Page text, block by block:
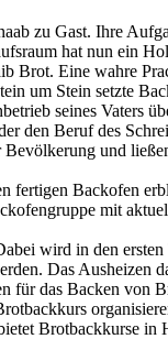
zu Gast. Ihre
hat nun ein
Brot. Eine wahre
um Stein setzte
seines Vaters
den Beruf des
und
fertigen Backofen
mit
wird in den
Das Ausheizen
für das Backen von
Brotbackkurse in